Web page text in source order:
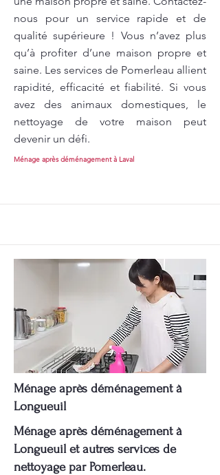
nous pour un service rapide et de
qualité supérieure ! Vous n’avez plus
qu’à profiter d’une maison propre et
saine. Les services de Pomerleau allient
rapidité, efficacité et fiabilité. Si vous
avez des animaux domestiques, le
nettoyage de votre maison peut
devenir un défi.
Ménage après déménagement à Laval
Ménage après déménagement à
Longueuil
Ménage après déménagement à
Longueuil et autres services de
nettoyage par Pomerleau.